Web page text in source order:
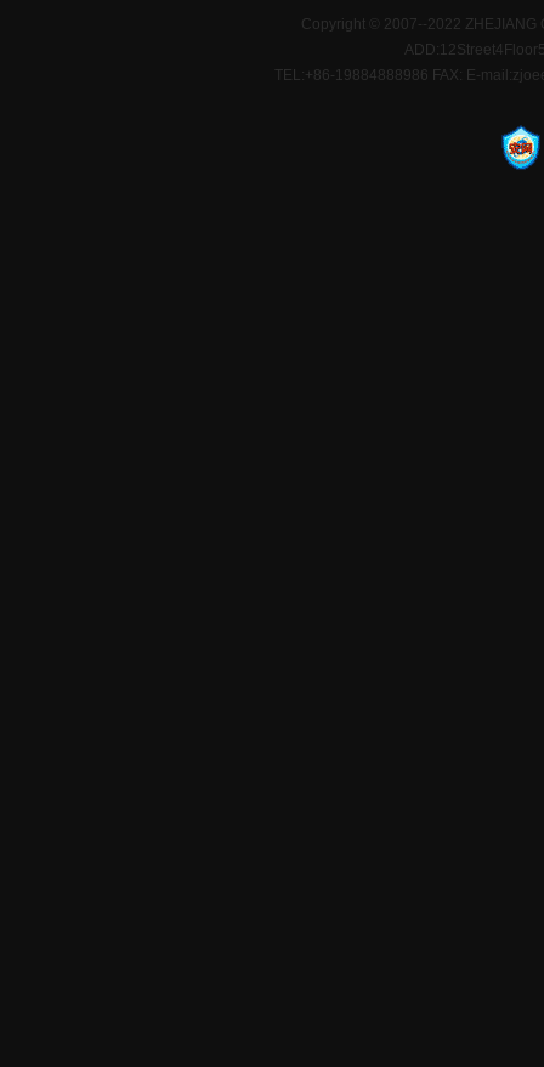
Copyright © 2007--2022 ZHEJIANG
TEL:+86-19884888986 FAX: E-